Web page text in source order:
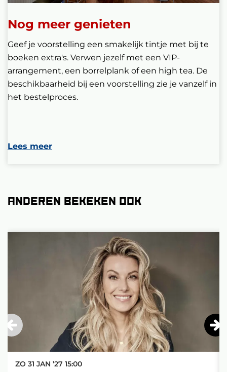
Nog meer genieten
Geef je voorstelling een smakelijk tintje met bij te
boeken extra's. Verwen jezelf met een VIP-
arrangement, een borrelplank of een high tea. De
beschikbaarheid bij een voorstelling zie je vanzelf in
het bestelproces.
Lees meer
Anderen bekeken ook
ZO 31 JAN ’27 15:00